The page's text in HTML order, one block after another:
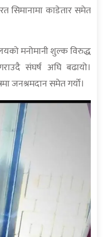
सिमानामा काडेतार समेत
मनोमानी शुल्क विरुद्ध
संघर्ष अघि बढायो।
जनश्रमदान समेत गर्यो।